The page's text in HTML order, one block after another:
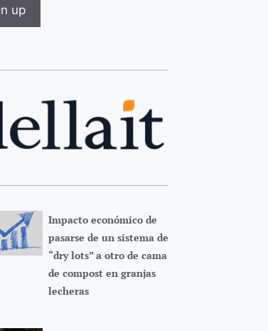
Impacto económico de
pasarse de un sistema de
“dry lots” a otro de cama
de compost en granjas
lecheras